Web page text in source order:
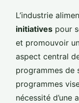
L’industrie
initiatives pour
et promouvoir
aspect central
programmes de
programmes
nécessité d’une